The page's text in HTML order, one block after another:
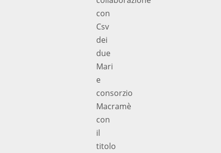
con
Csv
dei
due
Mari
e
consorzio
Macramè
con
il
titolo